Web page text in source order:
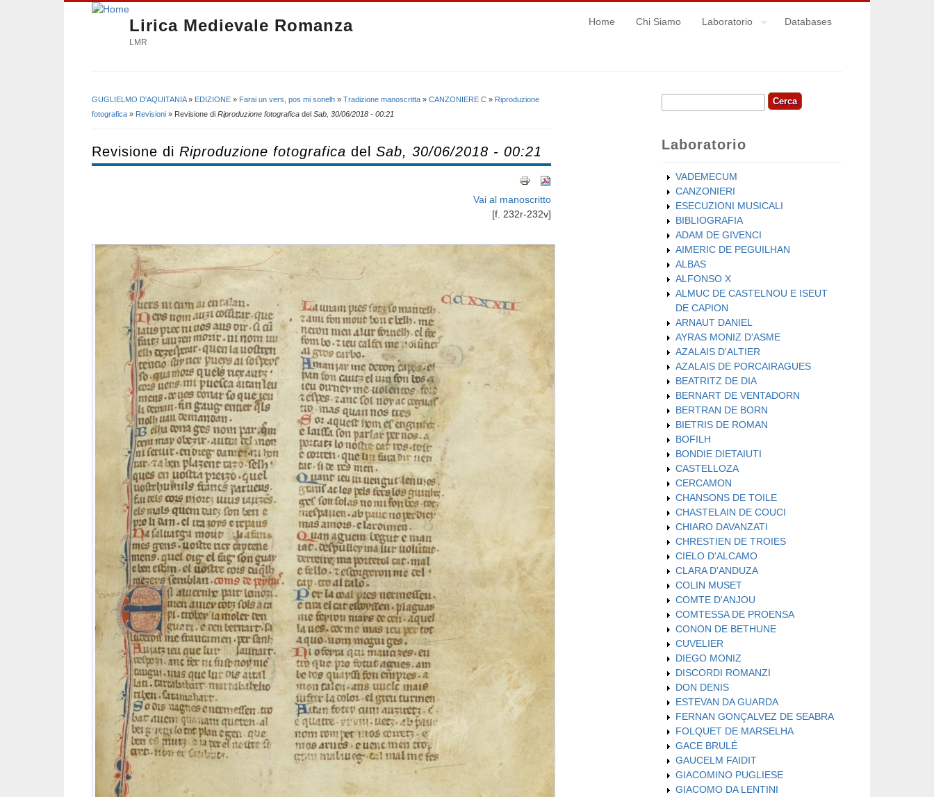
Lirica Medievale Romanza
LMR
Home Chi Siamo Laboratorio Databases
Tu sei qui
GUGLIELMO D'AQUITANIA» EDIZIONE » Farai un vers, pos mi sonelh » Tradizione manoscritta » CANZONIERE C » Riproduzione
fotografica » Revisioni » Revisione di Riproduzione fotografica del Sab, 30/06/2018 - 00:21
Revisione di Riproduzione fotografica del Sab, 30/06/2018 - 00:21
Vai al manoscritto
[f. 232r-232v]
Form di ricerca
Cerca
Laboratorio
VADEMECUM
CANZONIERI
ESECUZIONI MUSICALI
BIBLIOGRAFIA
ADAM DE GIVENCI
AIMERIC DE PEGUILHAN
ALBAS
ALFONSO X
ALMUC DE CASTELNOU E ISEUT
DE CAPION
ARNAUT DANIEL
AYRAS MONIZ D'ASME
AZALAIS D'ALTIER
AZALAIS DE PORCAIRAGUES
BEATRITZ DE DIA
BERNART DE VENTADORN
BERTRAN DE BORN
BIETRIS DE ROMAN
BOFILH
BONDIE DIETAIUTI
CASTELLOZA
CERCAMON
CHANSONS DE TOILE
CHASTELAIN DE COUCI
CHIARO DAVANZATI
CHRESTIEN DE TROIES
CIELO D'ALCAMO
CLARA D'ANDUZA
COLIN MUSET
COMTE D'ANJOU
COMTESSA DE PROENSA
CONON DE BETHUNE
CUVELIER
DIEGO MONIZ
DISCORDI ROMANZI
DON DENIS
ESTEVAN DA GUARDA
FERNAN GONÇALVEZ DE SEABRA
FOLQUET DE MARSELHA
GACE BRULÉ
GAUCELM FAIDIT
GIACOMINO PUGLIESE
GIACOMO DA LENTINI